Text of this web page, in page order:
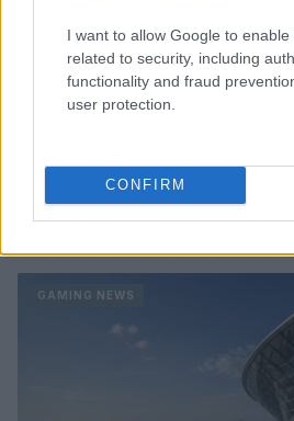
I want to allow Google to enable
related to security, including
functionality and fraud
user protection.
CONFIRM
William, Kate e i principini in
Commonwealth: tutti i dettagli
GAMING NEWS